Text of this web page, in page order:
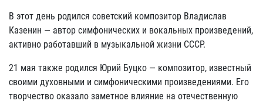
В этот день родился советский композитор Владислав
Казенин — автор симфонических и вокальных произведений,
активно работавший в музыкальной жизни СССР.
21 мая также родился Юрий Буцко — композитор, известный
своими духовными и симфоническими произведениями. Его
творчество оказало заметное влияние на отечественную